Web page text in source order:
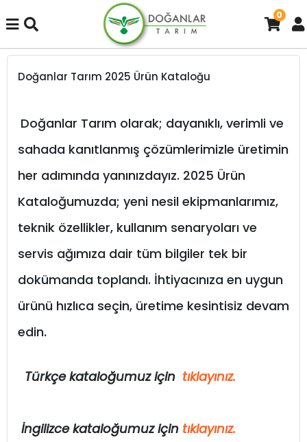
0
Doğanlar Tarım 2025 Ürün Kataloğu
Doğanlar Tarım olarak; dayanıklı, verimli ve
sahada kanıtlanmış çözümlerimizle üretimin
her adımında yanınızdayız. 2025 Ürün
Kataloğumuzda; yeni nesil ekipmanlarımız,
teknik özellikler, kullanım senaryoları ve
servis ağımıza dair tüm bilgiler tek bir
dokümanda toplandı. İhtiyacınıza en uygun
ürünü hızlıca seçin, üretime kesintisiz devam
edin.
Türkçe kataloğumuz için tıklayınız.
İngilizce kataloğumuz için tıklayınız.